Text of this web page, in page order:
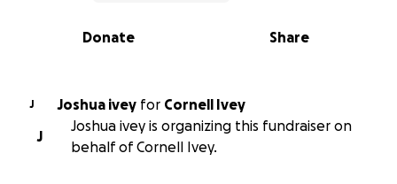
0% complete
Share
Donate
J Joshua ivey for Cornell Ivey
J
Joshua ivey is organizing this fundraiser on
behalf of Cornell Ivey.